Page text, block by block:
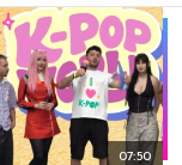
07:50